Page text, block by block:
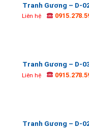
Tranh Gương – D-
Liên hệ
Tranh Gương – D-
Liên hệ
Tranh Gương – D-